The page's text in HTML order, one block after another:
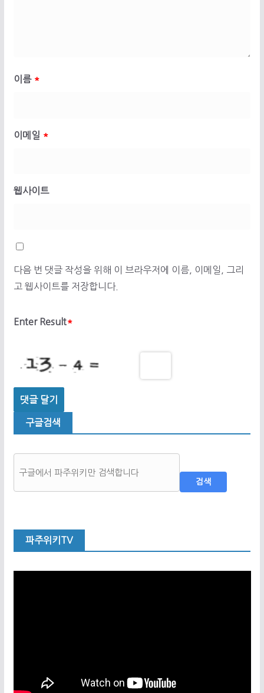
이름 *
이메일 *
웹사이트
다음 번 댓글 작성을 위해 이 브라우저에 이름, 이메일, 그리
고 웹사이트를 저장합니다.
Enter Result*
구글검색
검색
파주위키TV